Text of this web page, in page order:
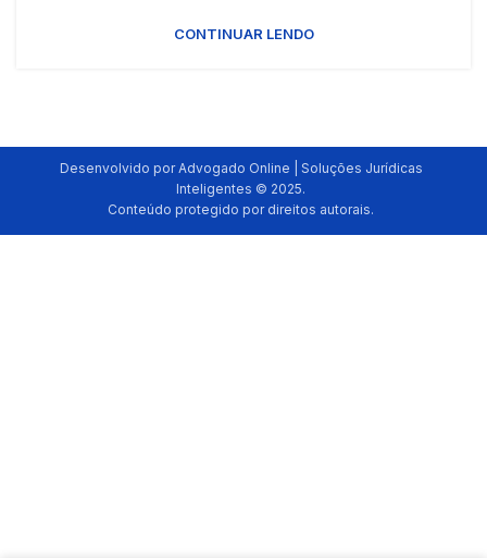
CONTINUAR LENDO
Desenvolvido por Advogado Online | Soluções Jurídicas
Inteligentes © 2025.
Conteúdo protegido por direitos autorais.